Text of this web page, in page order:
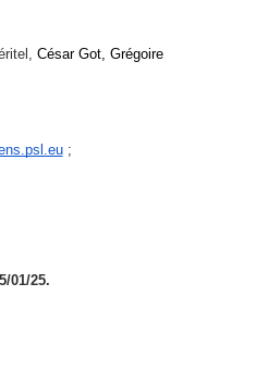
César Got, Grégoire
;
01/25.